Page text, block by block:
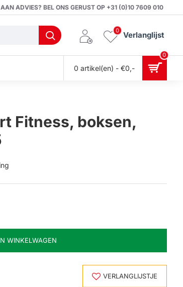
ADVIES? BEL ONS GERUST OP +31 (0)10 7609 010
Verlanglijst
0
0 artikel(en) - €0,-
0
Fitness, boksen,
WINKELWAGEN
VERLANGLIJSTJE